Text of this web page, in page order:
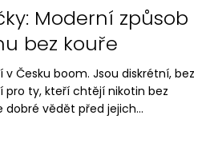
Moderní způsob
bez kouře
v Česku boom. Jsou diskrétní, bez
pro ty, kteří chtějí nikotin bez
dobré vědět před jejich...